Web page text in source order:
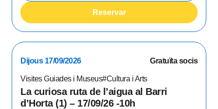
Reservar
Dijous 17/09/2026 Gratuïta socis
Visites Guiades i Museus#Cultura i Arts
La curiosa ruta de l’aigua al Barri
d’Horta (1) – 17/09/26 -10h